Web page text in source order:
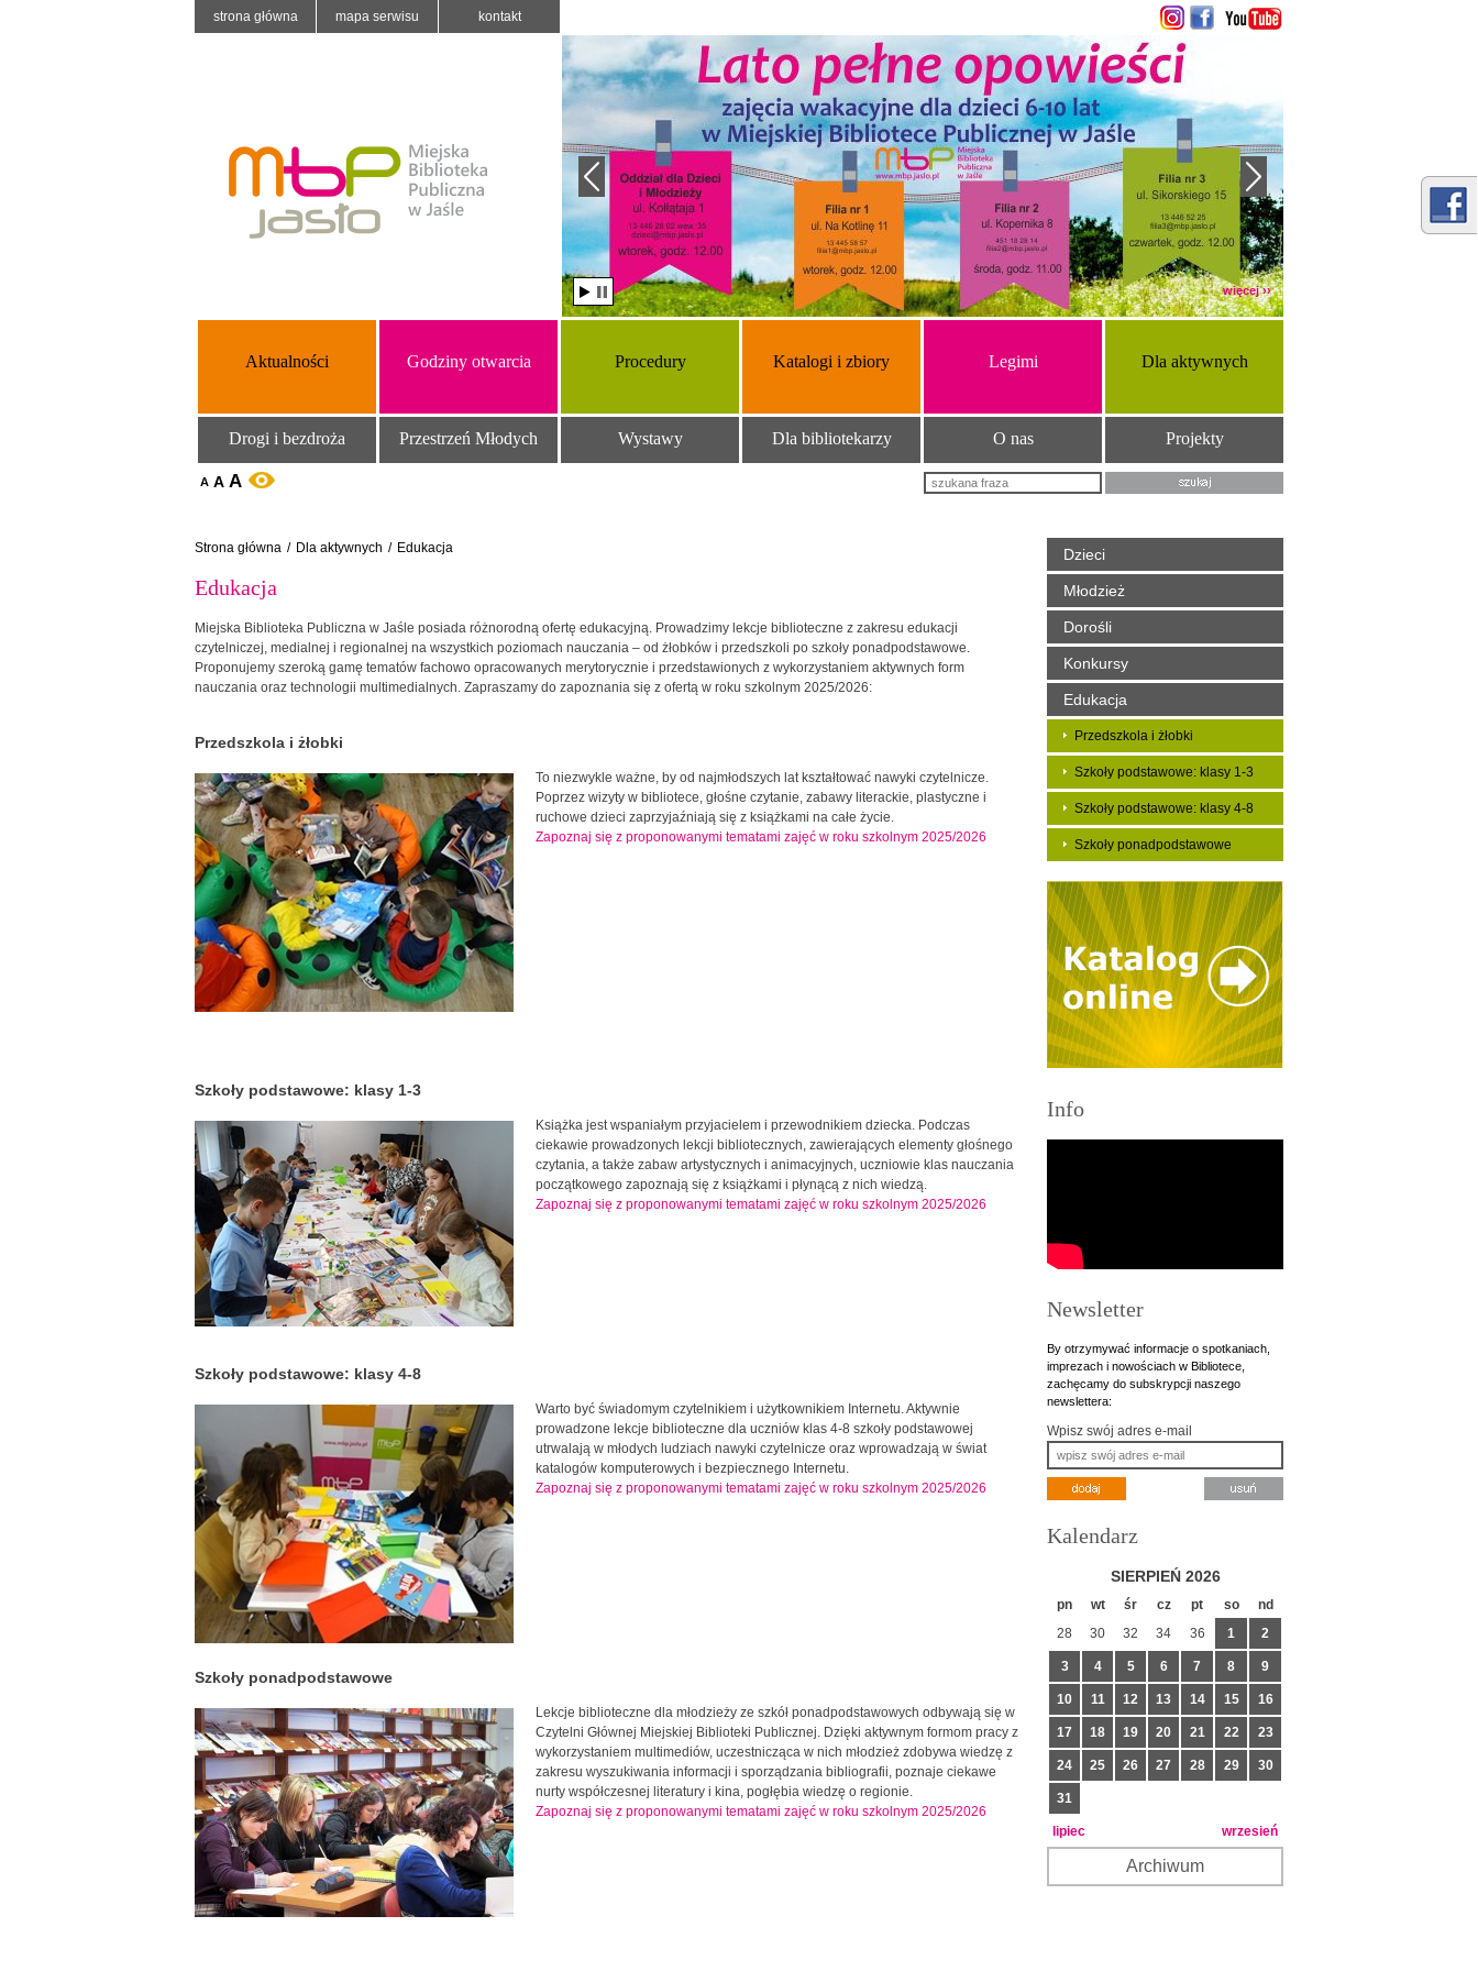
strona główna mapa serwisu kontakt
więcej ››
Aktualności Godziny otwarcia Procedury Katalogi i zbiory Legimi Dla aktywnych
Drogi i bezdroża Przestrzeń Młodych Wystawy Dla bibliotekarzy O nas Projekty
A A A WERSJA KONTRASTOWA
Strona główna / Dla aktywnych / Edukacja
Edukacja
Miejska Biblioteka Publiczna w Jaśle posiada różnorodną ofertę edukacyjną. Prowadzimy lekcje biblioteczne z zakresu edukacji
czytelniczej, medialnej i regionalnej na wszystkich poziomach nauczania – od żłobków i przedszkoli po szkoły ponadpodstawowe.
Proponujemy szeroką gamę tematów fachowo opracowanych merytorycznie i przedstawionych z wykorzystaniem aktywnych form
nauczania oraz technologii multimedialnych. Zapraszamy do zapoznania się z ofertą w roku szkolnym 2025/2026:
Przedszkola i żłobki
To niezwykle ważne, by od najmłodszych lat kształtować nawyki czytelnicze.
Poprzez wizyty w bibliotece, głośne czytanie, zabawy literackie, plastyczne i
ruchowe dzieci zaprzyjaźniają się z książkami na całe życie.
Zapoznaj się z proponowanymi tematami zajęć w roku szkolnym 2025/2026
Szkoły podstawowe: klasy 1-3
Książka jest wspaniałym przyjacielem i przewodnikiem dziecka. Podczas
ciekawie prowadzonych lekcji bibliotecznych, zawierających elementy głośnego
czytania, a także zabaw artystycznych i animacyjnych, uczniowie klas nauczania
początkowego zapoznają się z książkami i płynącą z nich wiedzą.
Zapoznaj się z proponowanymi tematami zajęć w roku szkolnym 2025/2026
Szkoły podstawowe: klasy 4-8
Warto być świadomym czytelnikiem i użytkownikiem Internetu. Aktywnie
prowadzone lekcje biblioteczne dla uczniów klas 4-8 szkoły podstawowej
utrwalają w młodych ludziach nawyki czytelnicze oraz wprowadzają w świat
katalogów komputerowych i bezpiecznego Internetu.
Zapoznaj się z proponowanymi tematami zajęć w roku szkolnym 2025/2026
Szkoły ponadpodstawowe
Lekcje biblioteczne dla młodzieży ze szkół ponadpodstawowych odbywają się w
Czytelni Głównej Miejskiej Biblioteki Publicznej. Dzięki aktywnym formom pracy z
wykorzystaniem multimediów, uczestnicząca w nich młodzież zdobywa wiedzę z
zakresu wyszukiwania informacji i sporządzania bibliografii, poznaje ciekawe
nurty współczesnej literatury i kina, pogłębia wiedzę o regionie.
Zapoznaj się z proponowanymi tematami zajęć w roku szkolnym 2025/2026
Dzieci
Młodzież
Dorośli
Konkursy
Edukacja
Przedszkola i żłobki
Szkoły podstawowe: klasy 1-3
Szkoły podstawowe: klasy 4-8
Szkoły ponadpodstawowe
Info
Newsletter
By otrzymywać informacje o spotkaniach,
imprezach i nowościach w Bibliotece,
zachęcamy do subskrypcji naszego
newslettera:
Wpisz swój adres e-mail
Kalendarz
SIERPIEŃ 2026
pn wt śr cz pt so
nd
28
30 32 34 36 1 2
3 4 5 6 7 8 9
10 11 12 13 14 15 16
17 18 19 20 21 22 23
24 25 26 27 28 29 30
31
lipiec wrzesień
Archiwum